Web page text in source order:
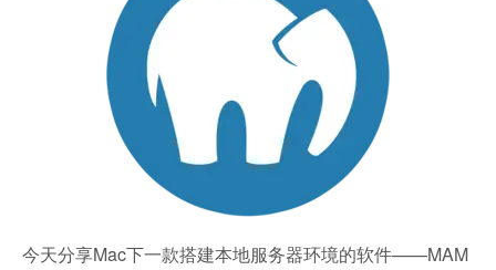
今天分享Mac下一款搭建本地服务器环境的软件——MAM